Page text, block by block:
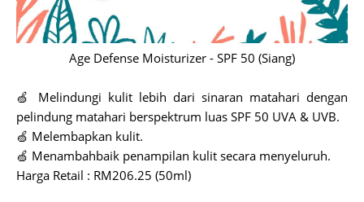
Age Defense Moisturizer - SPF 50 (Siang)
🍏 Melindungi kulit lebih dari sinaran matahari dengan
pelindung matahari berspektrum luas SPF 50 UVA & UVB.
🍏 Melembapkan kulit.
🍏 Menambahbaik penampilan kulit secara menyeluruh.
Harga Retail : RM206.25 (50ml)